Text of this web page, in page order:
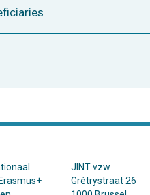
JINT vzw
Grétrystraat 26